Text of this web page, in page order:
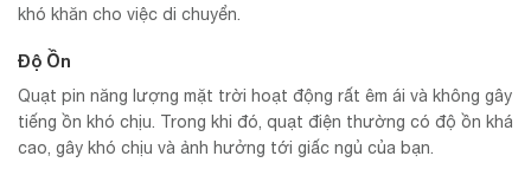
khó khăn cho việc di chuyển.
Độ Ồn
Quạt pin năng lượng mặt trời hoạt động rất êm ái và không gây
tiếng ồn khó chịu. Trong khi đó, quạt điện thường có độ ồn khá
cao, gây khó chịu và ảnh hưởng tới giấc ngủ của bạn.